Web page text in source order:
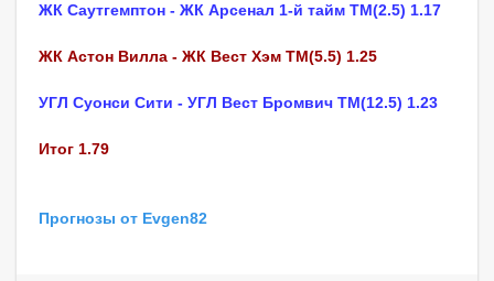
ЖК Саутгемптон - ЖК Арсенал 1-й тайм ТМ(2.5) 1.17
ЖК Астон Вилла - ЖК Вест Хэм ТМ(5.5) 1.25
УГЛ Суонси Сити - УГЛ Вест Бромвич ТМ(12.5) 1.23
Итог 1.79
Прогнозы от Evgen82